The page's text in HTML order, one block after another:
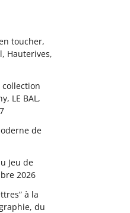
toucher,
Hauterives,
collection
LE BAL,
de
Jeu de
2026
à la
du